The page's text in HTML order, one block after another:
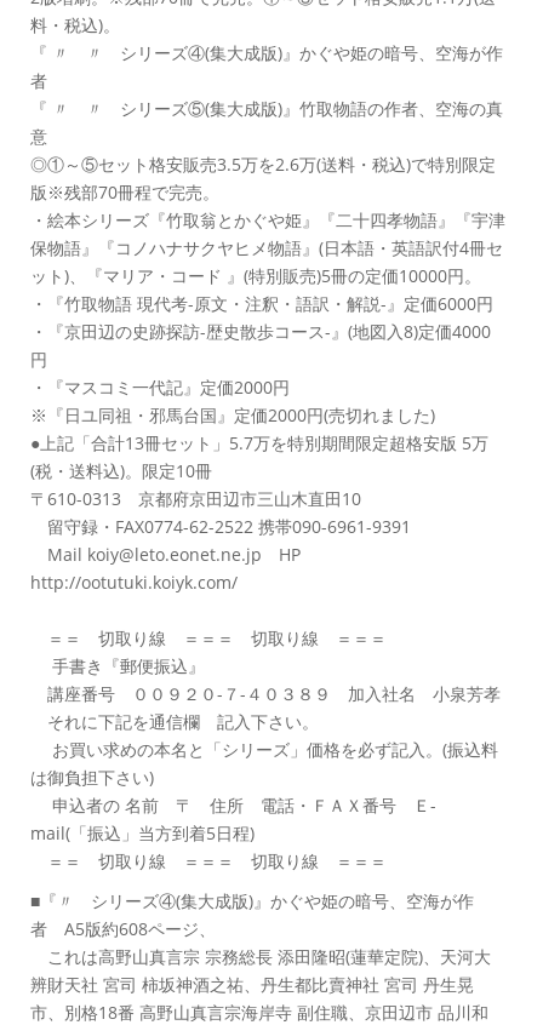
料・税込)。
『 〃 〃 シリーズ④(集大成版)』かぐや姫の暗号、空海が作
者
『 〃 〃 シリーズ⑤(集大成版)』竹取物語の作者、空海の真
意
◎①～⑤セット格安販売3.5万を2.6万(送料・税込)で特別限定
版※残部70冊程で完売。
・絵本シリーズ『竹取翁とかぐや姫』『二十四孝物語』『宇津
保物語』『コノハナサクヤヒメ物語』(日本語・英語訳付4冊セ
ット)、『マリア・コード 』(特別販売)5冊の定価10000円。
・『竹取物語 現代考-原文・注釈・語訳・解説-』定価6000円
・『京田辺の史跡探訪-歴史散歩コース-』(地図入8)定価4000
円
・『マスコミ一代記』定価2000円
※『日ユ同祖・邪馬台国』定価2000円(売切れました)
●上記「合計13冊セット」5.7万を特別期間限定超格安版 5万
(税・送料込)。限定10冊
〒610-0313 京都府京田辺市三山木直田10
留守録・FAX0774-62-2522 携帯090-6961-9391
Mail koiy@leto.eonet.ne.jp HP
http://ootutuki.koiyk.com/
＝＝ 切取り線 ＝＝＝ 切取り線 ＝＝＝
手書き『郵便振込』
講座番号 ００９２０-７-４０３８９ 加入社名 小泉芳孝
それに下記を通信欄 記入下さい。
お買い求めの本名と「シリーズ」価格を必ず記入。(振込料
は御負担下さい)
申込者の 名前 〒 住所 電話・ＦＡＸ番号 Ｅ-
mail(「振込」当方到着5日程)
＝＝ 切取り線 ＝＝＝ 切取り線 ＝＝＝
■『〃 シリーズ④(集大成版)』かぐや姫の暗号、空海が作
者 A5版約608ページ、
これは高野山真言宗 宗務総長 添田隆昭(蓮華定院)、天河大
辨財天社 宮司 柿坂神酒之祐、丹生都比賣神社 宮司 丹生晃
市、別格18番 高野山真言宗海岸寺 副住職、京田辺市 品川和